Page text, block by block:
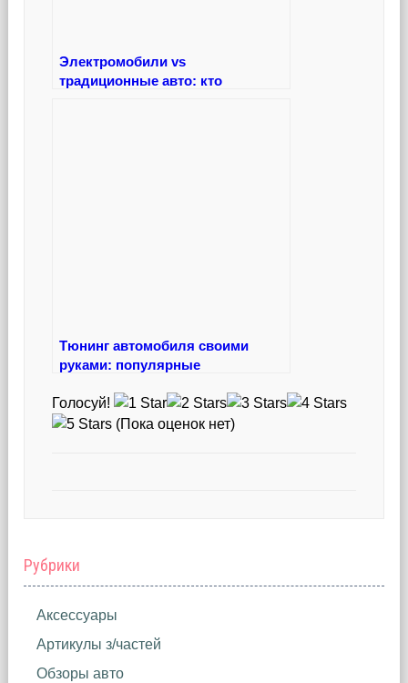
Электромобили vs
традиционные авто: кто
Тюнинг автомобиля своими
руками: популярные
ваш стиль и характер машины
Голосуй!
(Пока оценок нет)
Рубрики
Аксессуары
Артикулы з/частей
Обзоры авто